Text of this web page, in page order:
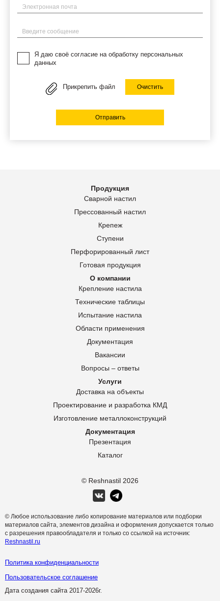
Электронная почта
Введите сообщение
Я даю своё согласие на обработку персональных
данных
Прикрепить файл Очистить
Отправить
© Reshnastil 2026
Продукция
Сварной настил
Прессованный настил
Крепеж
Ступени
Перфорированный лист
Готовая продукция
О компании
Крепление настила
Технические таблицы
Испытание настила
Области применения
Документация
Вакансии
Вопросы – ответы
Услуги
Доставка на объекты
Проектирование и разработка КМД
Изготовление металлоконструкций
Документация
Презентация
Каталог
© Любое использование либо копирование материалов или подборки
материалов сайта, элементов дизайна и оформления допускается только
с разрешения правообладателя и только со ссылкой на источник:
Reshnastil.ru
Политика конфиденциальности
Пользовательское соглашение
Дата создания сайта 2017-2026г.